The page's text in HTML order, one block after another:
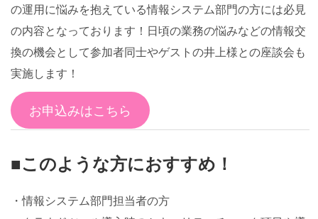
の運用に悩みを抱えている情報システム部門の方には必見
の内容となっております！日頃の業務の悩みなどの情報交
換の機会として参加者同士やゲストの井上様との座談会も
実施します！
お申込みはこちら
■このような方におすすめ！
・情報システム部門担当者の方